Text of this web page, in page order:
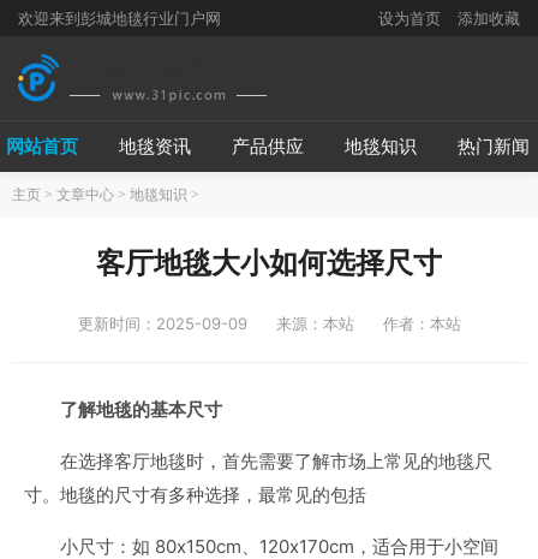
欢迎来到彭城地毯行业门户网 设为首页 添加收藏
网站首页 地毯资讯 产品供应 地毯知识 热门新闻
主页 > 文章中心 > 地毯知识 >
客厅地毯大小如何选择尺寸
更新时间：2025-09-09 来源：本站 作者：本站
了解地毯的基本尺寸
在选择客厅地毯时，首先需要了解市场上常见的地毯尺
寸。地毯的尺寸有多种选择，最常见的包括
小尺寸：如 80x150cm、120x170cm，适合用于小空间